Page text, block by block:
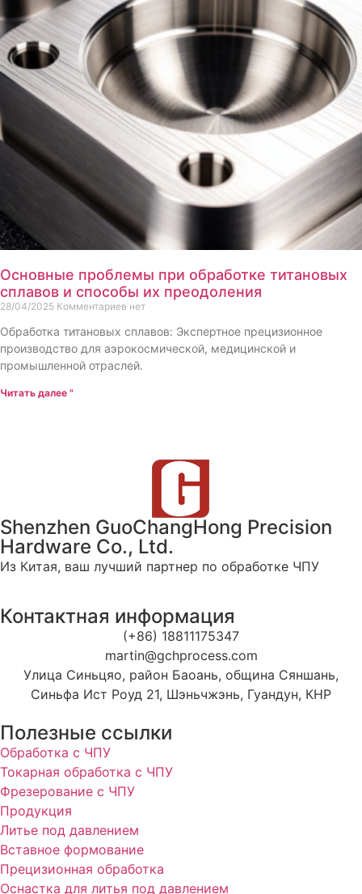
Основные проблемы при обработке титановых
сплавов и способы их преодоления
28/04/2025 Комментариев нет
Обработка титановых сплавов: Экспертное прецизионное
производство для аэрокосмической, медицинской и
промышленной отраслей.
Читать далее "
Shenzhen GuoChangHong Precision
Hardware Co., Ltd.
Из Китая, ваш лучший партнер по обработке ЧПУ
Контактная информация
(+86) 18811175347
martin@gchprocess.com
Улица Синьцяо, район Баоань, община Сяншань,
Синьфа Ист Роуд 21, Шэньчжэнь, Гуандун, КНР
Полезные ссылки
Обработка с ЧПУ
Токарная обработка с ЧПУ
Фрезерование с ЧПУ
Продукция
Литье под давлением
Вставное формование
Прецизионная обработка
Оснастка для литья под давлением